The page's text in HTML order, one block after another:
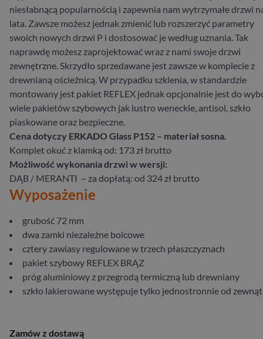
niesłabnącą popularnością i zapewnia nam wytrzymałe drzwi
lata. Zawsze możesz jednak zmienić lub rozszerzyć parametry
swoich nowych drzwi P i dostosować je według uznania. Tak
naprawdę możesz zaprojektować wraz z nami swoje drzwi
zewnętrzne. Skrzydło sprzedawane jest zawsze w komplecie z
drewnianą ościeżnicą. W przypadku szklenia, w standardzie
montowany jest pakiet REFLEX jednak opcjonalnie jest do
wiele pakietów szybowych jak lustro weneckie, antisol, szkło
piaskowane oraz bezpieczne.
Cena dotyczy ERKADO Glass P152 – materiał sosna.
Komplet okuć z klamką od: 173 zł brutto
Możliwość wykonania drzwi w wersji:
DĄB / MERANTI – za dopłatą: od 324 zł brutto
Wyposażenie
grubość 72 mm
dwa zamki niezależne bolcowe
cztery zawiasy regulowane w trzech płaszczyznach
pakiet szybowy REFLEX BRĄZ
próg aluminiowy z przegrodą termiczną lub drewniany
szkło lakierowane występuje tylko jednostronnie od
Zamów z dostawą